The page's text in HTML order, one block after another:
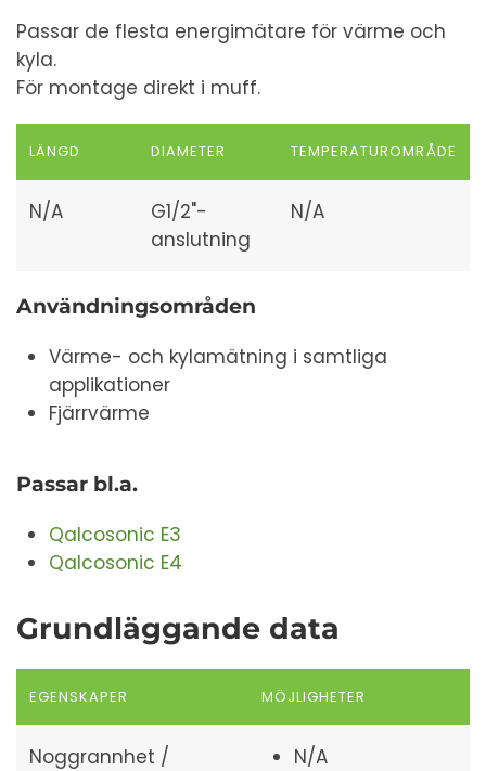
Passar de flesta energimätare för värme och
kyla.
För montage direkt i muff.
LÄNGD DIAMETER TEMPERATUROMRÅDE
N/A
G1/2"-
anslutning
N/A
Användningsområden
Värme- och kylamätning i samtliga
applikationer
Fjärrvärme
Passar bl.a.
Qalcosonic E3
Qalcosonic E4
Grundläggande data
EGENSKAPER MÖJLIGHETER
Noggrannhet /
N/A